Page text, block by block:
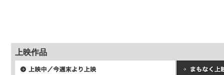
上映作品